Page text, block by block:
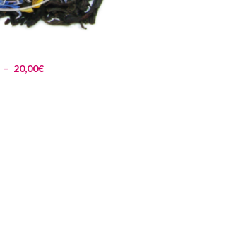
– 20,00€